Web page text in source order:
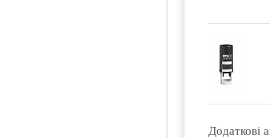
Додаткові